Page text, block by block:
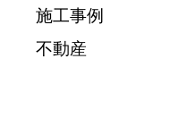
施工事例
不動産